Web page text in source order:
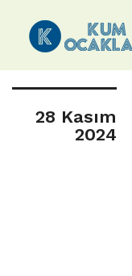
28 Kasım
2024